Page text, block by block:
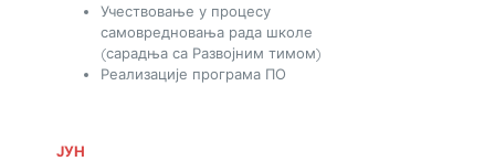
Учествовање у процесу
самовредновања рада школе
(сарадња са Развојним тимом)
Реализације програма ПО
ЈУН